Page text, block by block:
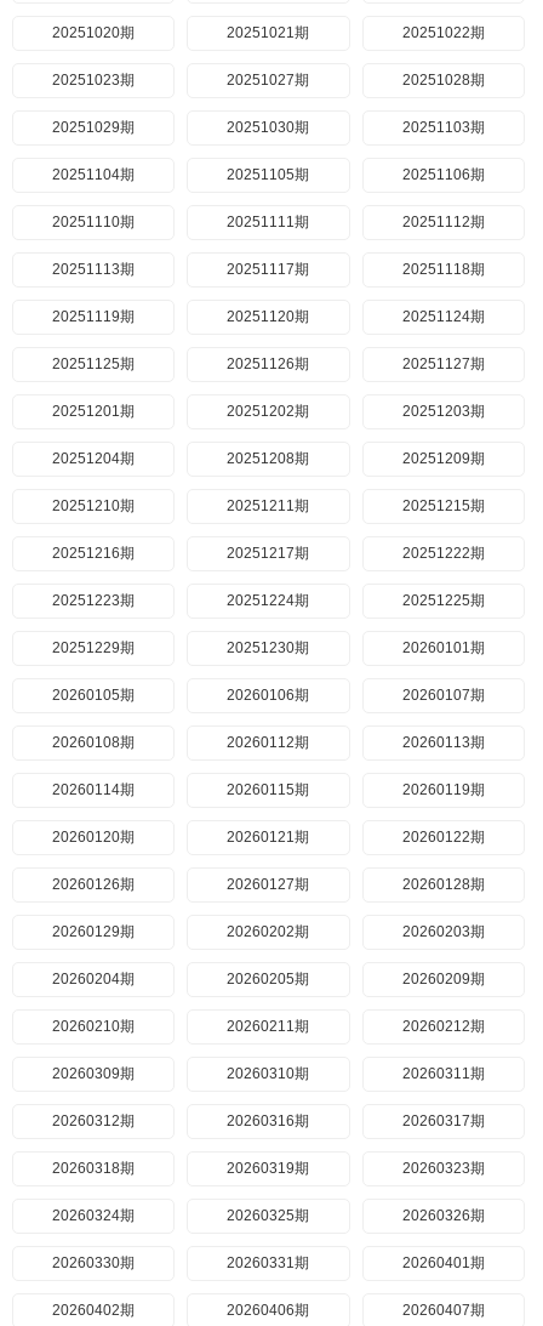
20251020期 20251021期 20251022期
20251023期 20251027期 20251028期
20251029期 20251030期 20251103期
20251104期 20251105期 20251106期
20251110期 20251111期 20251112期
20251113期 20251117期 20251118期
20251119期 20251120期 20251124期
20251125期 20251126期 20251127期
20251201期 20251202期 20251203期
20251204期 20251208期 20251209期
20251210期 20251211期 20251215期
20251216期 20251217期 20251222期
20251223期 20251224期 20251225期
20251229期 20251230期 20260101期
20260105期 20260106期 20260107期
20260108期 20260112期 20260113期
20260114期 20260115期 20260119期
20260120期 20260121期 20260122期
20260126期 20260127期 20260128期
20260129期 20260202期 20260203期
20260204期 20260205期 20260209期
20260210期 20260211期 20260212期
20260309期 20260310期 20260311期
20260312期 20260316期 20260317期
20260318期 20260319期 20260323期
20260324期 20260325期 20260326期
20260330期 20260331期 20260401期
20260402期 20260406期 20260407期